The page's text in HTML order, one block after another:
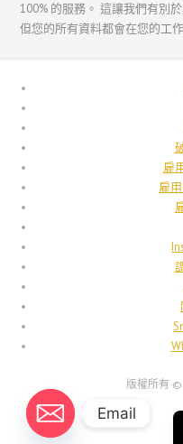
100% 的服務。 這讓我們有別
但您的所有資料都會在您的工
雇
雇
版權所有
Email